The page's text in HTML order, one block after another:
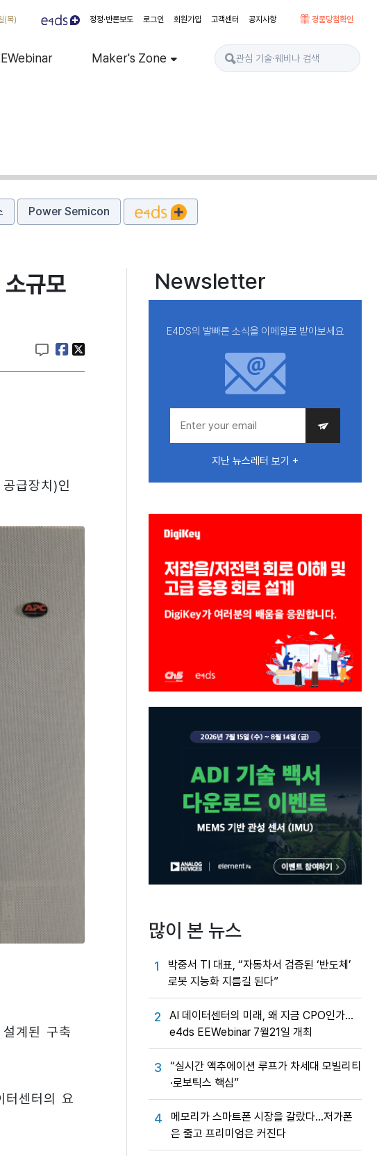
(목) 정정·반론보도 로그인 회원가입 고객센터 공지사항 경품당첨확인
Maker's Zone
Power Semicon
규모
급장치)인
계된 구축
센터의 요
Newsletter
E4DS의 발빠른 소식을 이메일로 받아보세요
지난 뉴스레터 보기 +
많이 본 뉴스
1
박중서 TI 대표, “자동차서 검증된 ‘반도체’
로봇 지능화 지름길 된다”
2
AI 데이터센터의 미래, 왜 지금 CPO인가…
e4ds EEWebinar 7월21일 개최
3
“실시간 액추에이션 루프가 차세대 모빌리티
·로보틱스 핵심”
4
메모리가 스마트폰 시장을 갈랐다…저가폰
은 줄고 프리미엄은 커진다